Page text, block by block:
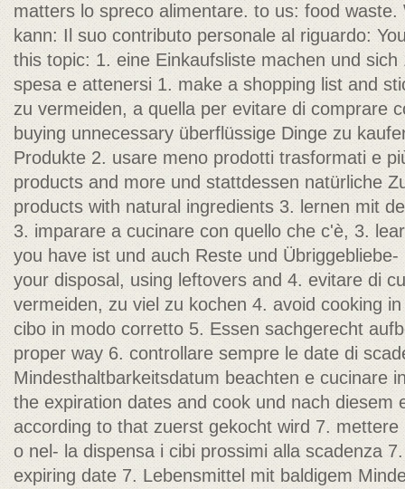
matters lo spreco alimentare. to us: food waste.
kann: Il suo contributo personale al riguardo:
this topic: 1. eine Einkaufsliste machen und
spesa e attenersi 1. make a shopping list and
zu vermeiden, a quella per evitare di comprare
buying unnecessary überflüssige Dinge zu
Produkte 2. usare meno prodotti trasformati e
products and more und stattdessen natürliche
products with natural ingredients 3. lernen mit
3. imparare a cucinare con quello che c'è, 3.
you have ist und auch Reste und
your disposal, using leftovers and 4. evitare di
vermeiden, zu viel zu kochen 4. avoid cooking
cibo in modo corretto 5. Essen sachgerecht
proper way 6. controllare sempre le date di
Mindesthaltbarkeitsdatum beachten e cucinare
the expiration dates and cook und nach diesem
according to that zuerst gekocht wird 7.
o nel- la dispensa i cibi prossimi alla scadenza
expiring date 7. Lebensmittel mit baldigem